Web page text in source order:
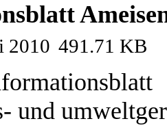
2010 491.71 KB
und